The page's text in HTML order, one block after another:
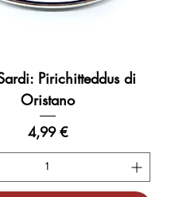
Pirichitteddus di
Oristano
Prezzo
4,99 €